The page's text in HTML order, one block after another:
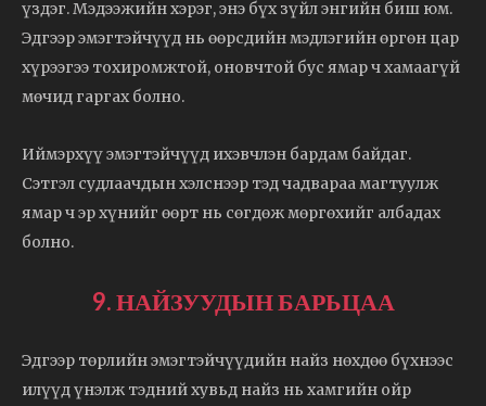
үздэг. Мэдээжийн хэрэг, энэ бүх зүйл энгийн биш юм.
Эдгээр эмэгтэйчүүд нь өөрсдийн мэдлэгийн өргөн цар
хүрээгээ тохиромжтой, оновчтой бус ямар ч хамаагүй
мөчид гаргах болно.
Иймэрхүү эмэгтэйчүүд ихэвчлэн бардам байдаг.
Сэтгэл судлаачдын хэлснээр тэд чадвараа магтуулж
ямар ч эр хүнийг өөрт нь сөгдөж мөргөхийг албадах
болно.
9. НАЙЗУУДЫН БАРЬЦАА
Эдгээр төрлийн эмэгтэйчүүдийн найз нөхдөө бүхнээс
илүүд үнэлж тэдний хувьд найз нь хамгийн ойр